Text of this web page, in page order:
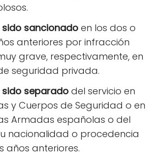
sido sancionado en los dos o
anteriores por infracción
grave, respectivamente, en
seguridad privada.
sido separado del servicio en
y Cuerpos de Seguridad o en
Armadas españolas o del
nacionalidad o procedencia
años anteriores.